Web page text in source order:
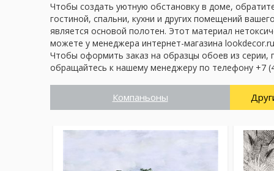
Чтобы создать уютную обстановку в доме,
гостиной, спальни, кухни и других помещений
является основой полотен. Этот материал
можете у менеджера интернет-магазина
Чтобы оформить заказ на образцы обоев из серии,
обращайтесь к нашему менеджеру по телефону +7
Компаньоны